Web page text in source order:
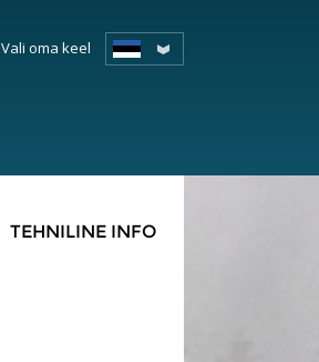
Vali oma keel
TEHNILINE INFO